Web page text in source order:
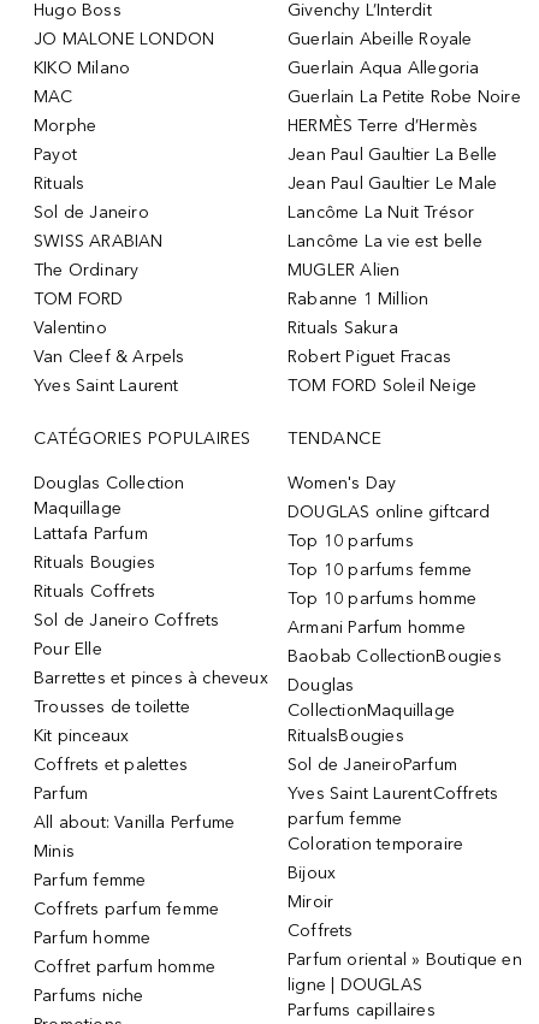
Hugo Boss
JO MALONE LONDON
KIKO Milano
MAC
Morphe
Payot
Rituals
Sol de Janeiro
SWISS ARABIAN
The Ordinary
TOM FORD
Valentino
Van Cleef & Arpels
Yves Saint Laurent
Givenchy L’Interdit
Guerlain Abeille Royale
Guerlain Aqua Allegoria
Guerlain La Petite Robe Noire
HERMÈS Terre d’Hermès
Jean Paul Gaultier La Belle
Jean Paul Gaultier Le Male
Lancôme La Nuit Trésor
Lancôme La vie est belle
MUGLER Alien
Rabanne 1 Million
Rituals Sakura
Robert Piguet Fracas
TOM FORD Soleil Neige
CATÉGORIES POPULAIRES
Douglas Collection
Maquillage
Lattafa Parfum
Rituals Bougies
Rituals Coffrets
Sol de Janeiro Coffrets
Pour Elle
Barrettes et pinces à cheveux
Trousses de toilette
Kit pinceaux
Coffrets et palettes
Parfum
All about: Vanilla Perfume
Minis
Parfum femme
Coffrets parfum femme
Parfum homme
Coffret parfum homme
Parfums niche
TENDANCE
Women's Day
DOUGLAS online giftcard
Top 10 parfums
Top 10 parfums femme
Top 10 parfums homme
Armani Parfum homme
Baobab CollectionBougies
Douglas
CollectionMaquillage
RitualsBougies
Sol de JaneiroParfum
Yves Saint LaurentCoffrets
parfum femme
Coloration temporaire
Bijoux
Miroir
Coffrets
Parfum oriental » Boutique en
ligne | DOUGLAS
Parfums capillaires